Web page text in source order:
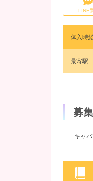
LINE
体入時
最寄駅
募
キャ